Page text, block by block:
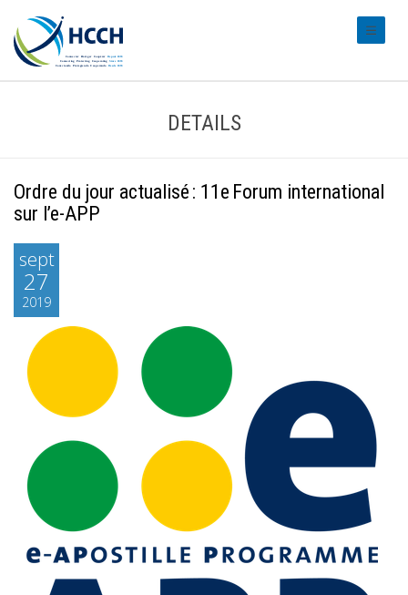
DETAILS
Ordre du jour actualisé : 11e Forum international
sur l’e-APP
sept
27
2019